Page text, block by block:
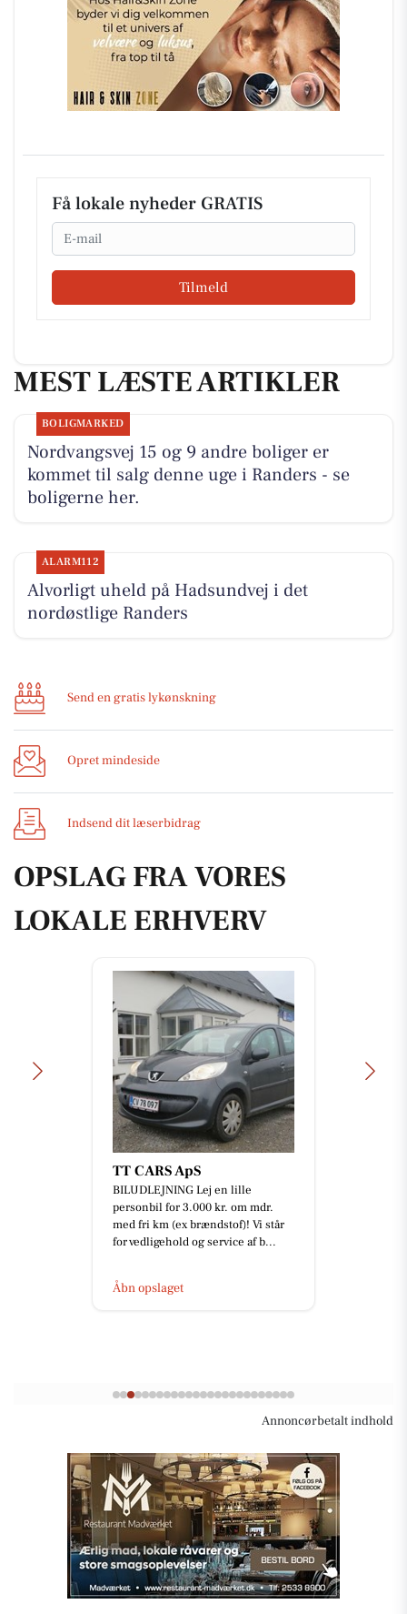
Få lokale nyheder GRATIS
Email
Tilmeld
MEST LÆSTE ARTIKLER
BOLIGMARKED
Nordvangsvej 15 og 9 andre boliger er
kommet til salg denne uge i Randers - se
boligerne her.
ALARM112
Alvorligt uheld på Hadsundvej i det
nordøstlige Randers
Send en gratis lykønskning
Opret mindeside
Indsend dit læserbidrag
OPSLAG FRA VORES
LOKALE ERHVERV
TT CARS ApS
BILUDLEJNING Lej en lille
personbil for 3.000 kr. om mdr.
med fri km (ex brændstof)! Vi står
for vedligehold og service af b...
Åbn opslaget
Annoncørbetalt indhold